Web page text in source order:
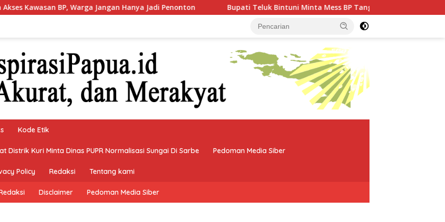
Jangan Hanya Jadi Penonton Bupati Teluk Bintuni Minta Mess BP Tangguh Ditutup, Ekonomi Warga Jangan Terus
Kode Etik
Distrik Kuri Minta Dinas PUPR Normalisasi Sungai Di Sarbe Pedoman Media Siber
Policy Redaksi Tentang kami
Disclaimer Pedoman Media Siber